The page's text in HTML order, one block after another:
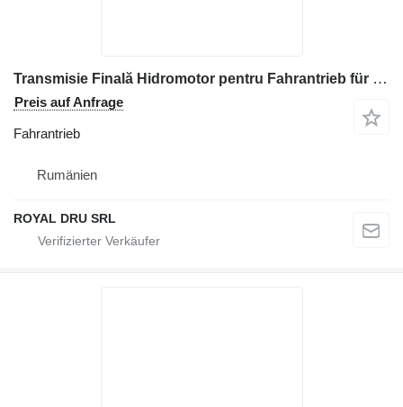
Transmisie Finală Hidromotor pentru Fahrantrieb für Volvo EC14 Baumaschinen
Preis auf Anfrage
Fahrantrieb
Rumänien
ROYAL DRU SRL